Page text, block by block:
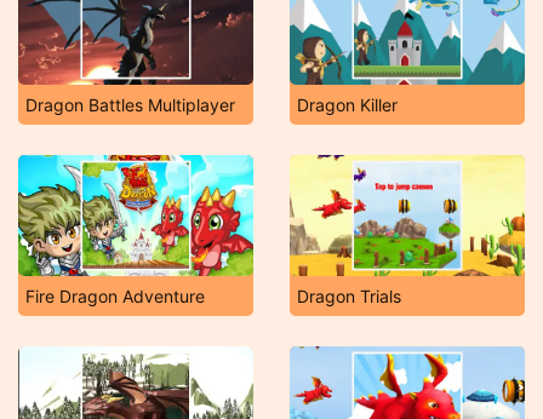
Dragon Battles Multiplayer Dragon Killer
Fire Dragon Adventure Dragon Trials